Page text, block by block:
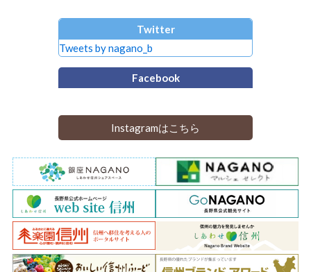
Twitter
Tweets by nagano_b
Facebook
Instagramはこちら